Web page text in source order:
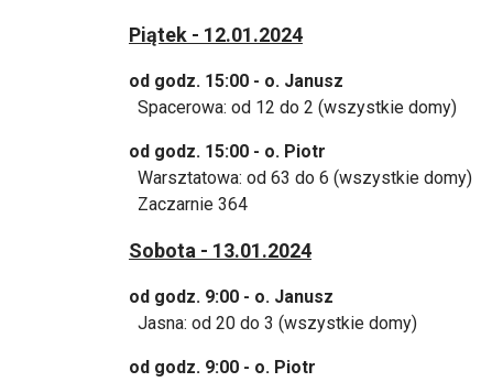
Piątek - 12.01.2024
od godz. 15:00 - o. Janusz
Spacerowa: od 12 do 2 (wszystkie domy)
od godz. 15:00 - o. Piotr
Warsztatowa: od 63 do 6 (wszystkie domy)
Zaczarnie 364
Sobota - 13.01.2024
od godz. 9:00 - o. Janusz
Jasna: od 20 do 3 (wszystkie domy)
od godz. 9:00 - o. Piotr